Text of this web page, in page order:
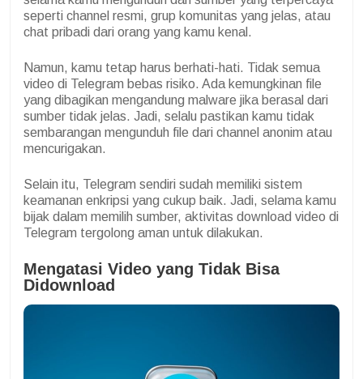
seperti channel resmi, grup komunitas yang jelas, atau
chat pribadi dari orang yang kamu kenal.
Namun, kamu tetap harus berhati-hati. Tidak semua
video di Telegram bebas risiko. Ada kemungkinan file
yang dibagikan mengandung malware jika berasal dari
sumber tidak jelas. Jadi, selalu pastikan kamu tidak
sembarangan mengunduh file dari channel anonim atau
mencurigakan.
Selain itu, Telegram sendiri sudah memiliki sistem
keamanan enkripsi yang cukup baik. Jadi, selama kamu
bijak dalam memilih sumber, aktivitas download video di
Telegram tergolong aman untuk dilakukan.
Mengatasi Video yang Tidak Bisa
Didownload